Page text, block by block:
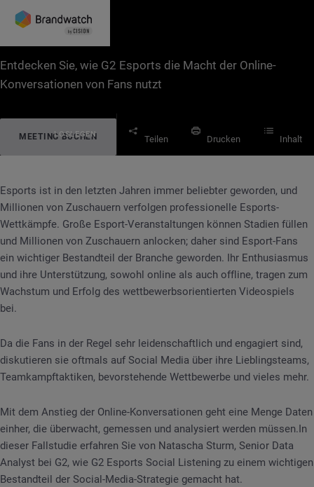
G2 Esports
Entdecken Sie, wie G2 Esports die Macht der Online-
Konversationen von Fans nutzt
MEETING BUCHEN
CASE STUDY G2 Esports
LOSLEGEN Teilen Drucken Inhalt
Esports ist in den letzten Jahren immer beliebter geworden, und
Millionen von Zuschauern verfolgen professionelle Esports-
Wettkämpfe. Große Esport-Veranstaltungen können Stadien füllen
und Millionen von Zuschauern anlocken; daher sind Esport-Fans
ein wichtiger Bestandteil der Branche geworden. Ihr Enthusiasmus
und ihre Unterstützung, sowohl online als auch offline, tragen zum
Wachstum und Erfolg des wettbewerbsorientierten Videospiels
bei.
Da die Fans in der Regel sehr leidenschaftlich und engagiert sind,
diskutieren sie oftmals auf Social Media über ihre Lieblingsteams,
Teamkampftaktiken, bevorstehende Wettbewerbe und vieles mehr.
Mit dem Anstieg der Online-Konversationen geht eine Menge Daten
einher, die überwacht, gemessen und analysiert werden müssen.In
dieser Fallstudie erfahren Sie von Natascha Sturm, Senior Data
Analyst bei G2, wie G2 Esports Social Listening zu einem wichtigen
Bestandteil der Social-Media-Strategie gemacht hat.